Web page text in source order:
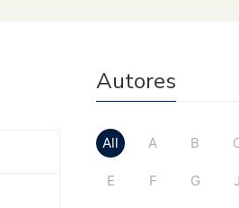
Autores
All A B
E F G J